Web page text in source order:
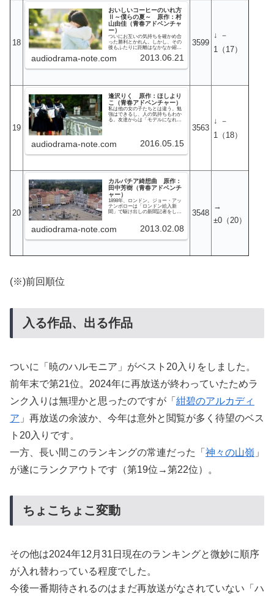
さしていない…ように見える。し
かし、そんな時代でも新しい学問
を求め歩みを止めない青年がい
た。彼の名はヨアヒム・ハインツ
ェル。若き天文学者であるヨアヒ
ムは戦乱で大学を焼け出され、行
くところがない。しかし、これ幸
いと、予てから憧れていた大天文
学者ヨハネス・ケプラーに会いに
巡って混乱する地上。しかし、真
すことだってできるはずなのだ。
18
おいしいコーヒーのいれ方
Ⅱ～僕らの夏～ 原作：村
山由佳（青春アドベンチャ
ー）
ついにお互いの気持ちを確かめ合
った勝利とかれん。しかし、その
後もふたりに距離はなかなか縮ま
に（野次馬的に？）後押ししてく
ーも温かく見守ってくれている。
なり、新しい人間関係ができはじ
（女性）…ふたりの夏はまだはじ
まったばかりだ。
audiodrama-note.com 2013.06.21
3599
↓ －
1
（17）
19
逢沢りく 原作：ほしより
こ（青春アドベンチャー）
私は他の女の子たちとは違う。勉
強はできるし、人の気持ちもわか
る。友達からは「モデルになれば
だろう。家族だって完璧。社長を
している素敵なパパと、料理上手
気をしていても別に悲しくはな
い。勘違いしないでほしい。私は
まるで蛇口をひねるかのように涙
をこぼすことができる。でも、私
には「悲しみ」が何だかはさっぱ
り理解できない。
audiodrama-note.com 2016.05.15
3563
↓ －
1（18）
20
カルパチア綺想曲 原作：
田中芳樹（青春アドベンチ
ャー）
1898年、ロンドン。ジョー・アッ
テンボローは「ロンドン絵入新
聞」で駆け出しの新聞記者をして
ボローは、選挙に落選した後、見
聞を広めると称して、ジョーを放
り出して外国に出かけてしまっ
ることを夢見て、毎日、ゴシップ
国に幽閉されてしまったというの
だ。これがジョーの大冒険の幕開
けであった。
audiodrama-note.com 2013.02.08
3548
→
±0 （20）
(※)前回順位
入る作品、出る作品
ついに「暁のハルモニア」がベスト20入りをしました。
前年末で第21位。2024年に再放送が終わっていたためラ
ンク入りは無理かと思ったのですが「 紺碧のアルカディ
ア 」再放送の余波か、今年は意外と閲覧が多く待望のベス
ト20入りです。
一方、長い間このランキングの常連だった「 神々の山嶺 」
が遂にランクアウトです（第19位→第22位）。
ちょこちょこ変動
その他は2024年12月31日現在のランキングと微妙に順序
が入れ替わっている程度でした。
今後一番期待されるのはまだ再放送がなされていない「ハ